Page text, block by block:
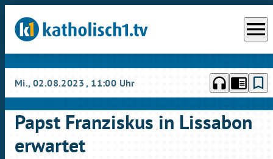
menu
Mi., 02.08.2023, 11:00 Uhr headphones chrome_reader_mode bookmark_border
Papst Franziskus in Lissabon
erwartet